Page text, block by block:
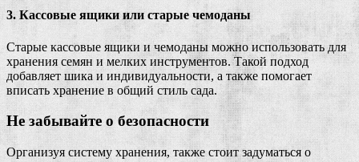
3. Кассовые ящики или старые чемоданы
Старые кассовые ящики и чемоданы можно использовать для
хранения семян и мелких инструментов. Такой подход
добавляет шика и индивидуальности, а также помогает
вписать хранение в общий стиль сада.
Не забывайте о безопасности
Организуя систему хранения, также стоит задуматься о